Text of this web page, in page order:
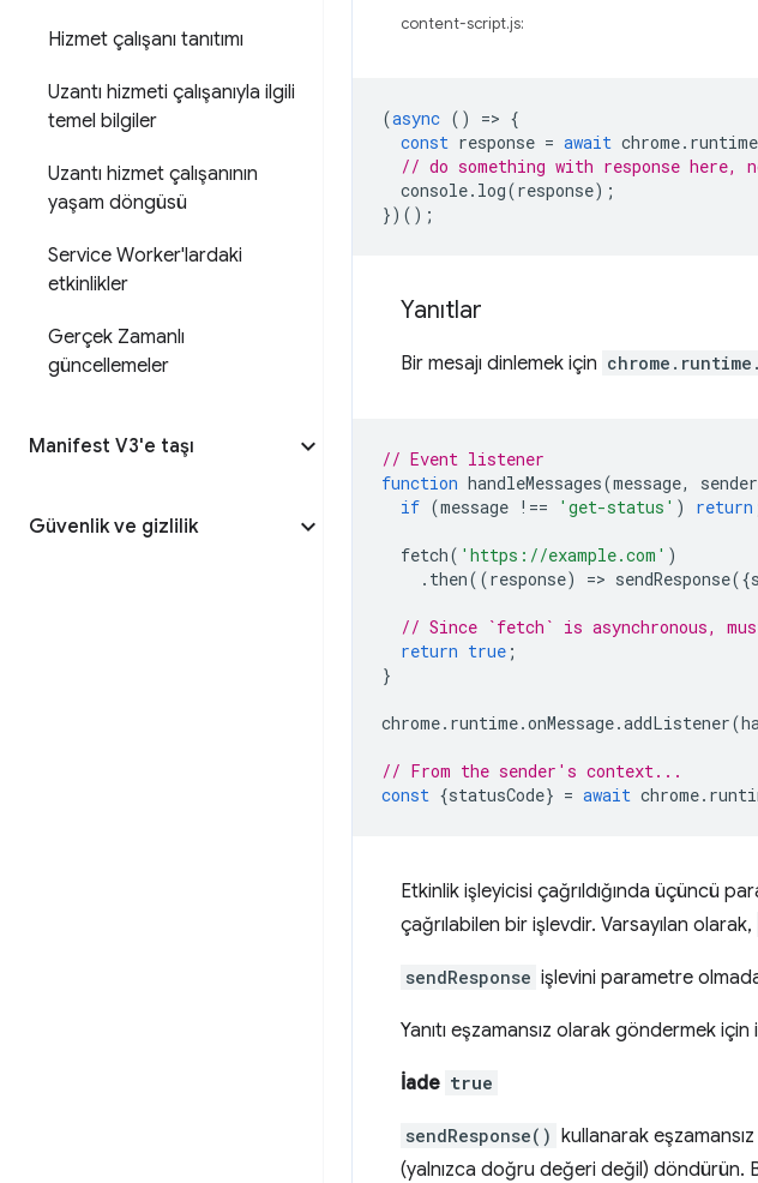
Hizmet çalışanı tanıtımı
Uzantı hizmeti çalışanıyla ilgili
temel bilgiler
Uzantı hizmet çalışanının
yaşam döngüsü
Service Worker'lardaki
etkinlikler
Gerçek Zamanlı
güncellemeler
Manifest V3'e taşı
Güvenlik ve gizlilik
content-script.js:
(async () => {
const response = await chrome. runtime
// do something with response here,
console. log(response);
})();
Yanıtlar
Bir mesajı dinlemek için
// Event listener
function handleMessages(message, sender
if (message !== 'get-status' ) return
fetch( 'https://example.com' )
. then((response) => sendResponse({
// Since `fetch` is asynchronous,
return true ;
}
chrome. runtime.onMessage.addListener(
// From the sender's context...
const {statusCode} = await chrome.
Etkinlik işleyicisi çağrıldığında üçüncü
çağrılabilen bir işlevdir. Varsayılan olarak,
sendResponse işlevini parametre
Yanıtı eşzamansız olarak göndermek
İade true
sendResponse() kullanarak
(yalnızca doğru değeri değil) döndürün.